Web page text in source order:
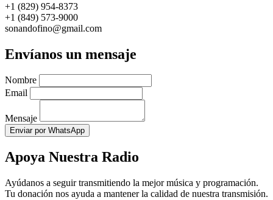
+1 (829) 954-8373
+1 (849) 573-9000
sonandofino@gmail.com
Envíanos un mensaje
Nombre
Email
Mensaje
Enviar por WhatsApp
Apoya Nuestra Radio
Ayúdanos a seguir transmitiendo la mejor música y programación.
Tu donación nos ayuda a mantener la calidad de nuestra transmisión.